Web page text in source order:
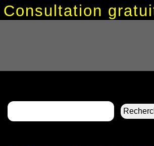
Consultation
Rechercher :